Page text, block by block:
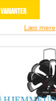
Læs mere